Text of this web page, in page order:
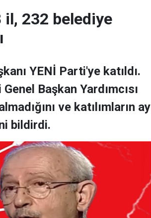
232 belediye
YENİ Parti'ye katıldı.
Başkan Yardımcısı
ve katılımların ay
bildirdi.